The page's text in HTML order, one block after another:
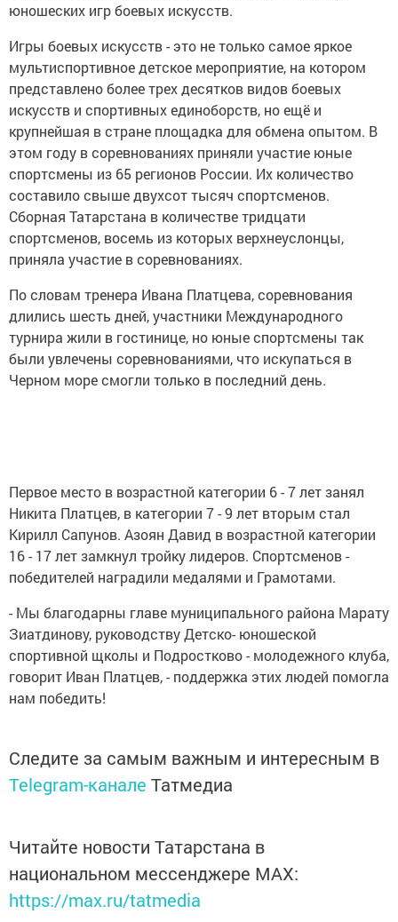
юношеских игр боевых искусств.
Игры боевых искусств - это не только самое яркое
мультиспортивное детское мероприятие, на котором
представлено более трех десятков видов боевых
искусств и спортивных единоборств, но ещё и
крупнейшая в стране площадка для обмена опытом. В
этом году в соревнованиях приняли участие юные
спортсмены из 65 регионов России. Их количество
составило свыше двухсот тысяч спортсменов.
Сборная Татарстана в количестве тридцати
спортсменов, восемь из которых верхнеуслонцы,
приняла участие в соревнованиях.
По словам тренера Ивана Платцева, соревнования
длились шесть дней, участники Международного
турнира жили в гостинице, но юные спортсмены так
были увлечены соревнованиями, что искупаться в
Черном море смогли только в последний день.
Первое место в возрастной категории 6 - 7 лет занял
Никита Платцев, в категории 7 - 9 лет вторым стал
Кирилл Сапунов. Азоян Давид в возрастной категории
16 - 17 лет замкнул тройку лидеров. Спортсменов -
победителей наградили медалями и Грамотами.
- Мы благодарны главе муниципального района Марату
Зиатдинову, руководству Детско- юношеской
спортивной щколы и Подростково - молодежного клуба,
говорит Иван Платцев, - поддержка этих людей помогла
нам победить!
Следите за самым важным и интересным в
Telegram-канале Татмедиа
Читайте новости Татарстана в
национальном мессенджере MАХ:
https://max.ru/tatmedia